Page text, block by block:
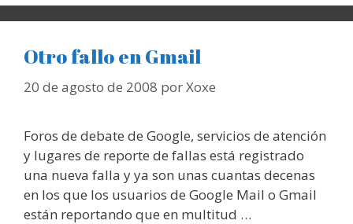
Otro fallo en Gmail
20 de agosto de 2008 porXoxe
Foros de debate de Google, servicios de atención
y lugares de reporte de fallas está registrado
una nueva falla y ya son unas cuantas decenas
en los que los usuarios de Google Mail o Gmail
están reportando que en multitud …